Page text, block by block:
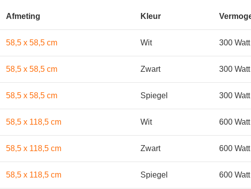
Afmeting Kleur
58,5 x 58,5 cm Wit 300 Watt
58,5 x 58,5 cm Zwart 300 Watt
58,5 x 58,5 cm Spiegel 300 Watt
58,5 x 118,5 cm Wit 600 Watt
58,5 x 118,5 cm Zwart 600 Watt
58,5 x 118,5 cm Spiegel 600 Watt